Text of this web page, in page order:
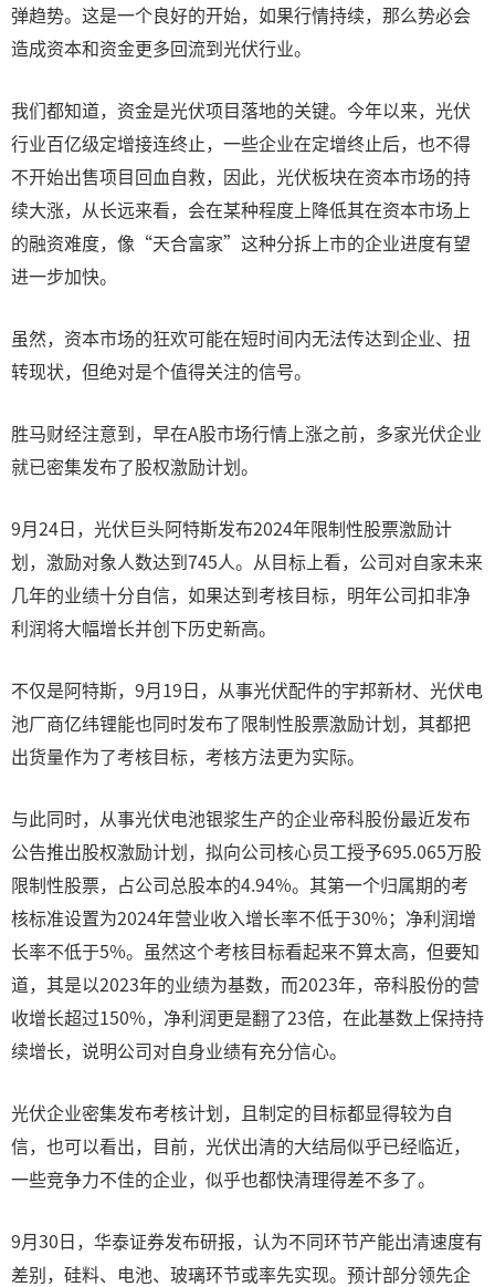
弹趋势。这是一个良好的开始，如果行情持续，那么势必会
造成资本和资金更多回流到光伏行业。
我们都知道，资金是光伏项目落地的关键。今年以来，光伏
行业百亿级定增接连终止，一些企业在定增终止后，也不得
不开始出售项目回血自救，因此，光伏板块在资本市场的持
续大涨，从长远来看，会在某种程度上降低其在资本市场上
的融资难度，像“天合富家”这种分拆上市的企业进度有望
进一步加快。
虽然，资本市场的狂欢可能在短时间内无法传达到企业、扭
转现状，但绝对是个值得关注的信号。
胜马财经注意到，早在A股市场行情上涨之前，多家光伏企业
就已密集发布了股权激励计划。
9月24日，光伏巨头阿特斯发布2024年限制性股票激励计
划，激励对象人数达到745人。从目标上看，公司对自家未来
几年的业绩十分自信，如果达到考核目标，明年公司扣非净
利润将大幅增长并创下历史新高。
不仅是阿特斯，9月19日，从事光伏配件的宇邦新材、光伏电
池厂商亿纬锂能也同时发布了限制性股票激励计划，其都把
出货量作为了考核目标，考核方法更为实际。
与此同时，从事光伏电池银浆生产的企业帝科股份最近发布
公告推出股权激励计划，拟向公司核心员工授予695.065万股
限制性股票，占公司总股本的4.94%。其第一个归属期的考
核标准设置为2024年营业收入增长率不低于30%；净利润增
长率不低于5%。虽然这个考核目标看起来不算太高，但要知
道，其是以2023年的业绩为基数，而2023年，帝科股份的营
收增长超过150%，净利润更是翻了23倍，在此基数上保持持
续增长，说明公司对自身业绩有充分信心。
光伏企业密集发布考核计划，且制定的目标都显得较为自
信，也可以看出，目前，光伏出清的大结局似乎已经临近，
一些竞争力不佳的企业，似乎也都快清理得差不多了。
9月30日，华泰证券发布研报，认为不同环节产能出清速度有
差别，硅料、电池、玻璃环节或率先实现。预计部分领先企